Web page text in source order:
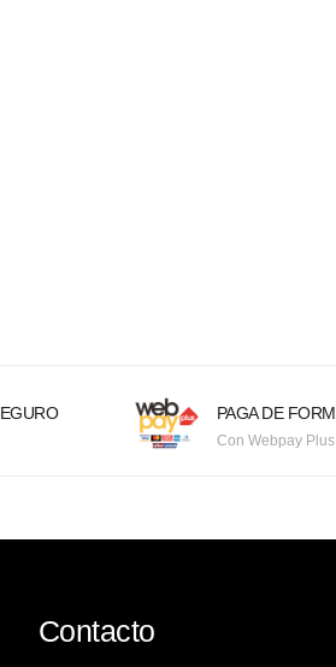
PAGA DE
Con Webpay
Contacto